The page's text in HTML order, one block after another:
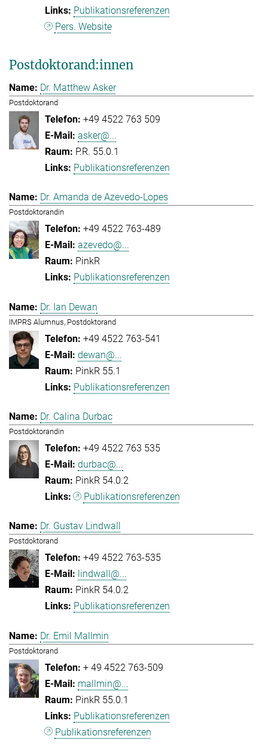
Publikationsreferenzen
Pers. Website
Postdoktorand:innen
Dr. Matthew Asker
Postdoktorand
+49 4522 763 509
asker@...
P.R. 55.0.1
Publikationsreferenzen
Dr. Amanda de Azevedo-Lopes
Postdoktorandin
+49 4522 763-489
azevedo@...
PinkR
Publikationsreferenzen
Dr. Ian Dewan
IMPRS Alumnus, Postdoktorand
+49 4522 763-541
dewan@...
PinkR 55.1
Publikationsreferenzen
Dr. Calina Durbac
Postdoktorandin
+49 4522 763 535
durbac@...
PinkR 54.0.2
Publikationsreferenzen
Dr. Gustav Lindwall
Postdoktorand
+49 4522 763-535
lindwall@...
PinkR 54.0.2
Publikationsreferenzen
Dr. Emil Mallmin
Postdoktorand
+ 49 4522 763-509
mallmin@...
PinkR 55.0.1
Publikationsreferenzen
Publikationsreferenzen